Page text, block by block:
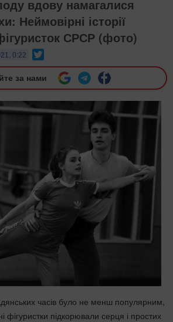
вдову намагалися
Неймовірні історії
СРСР (фото)
0:22
за нами
часів було не менш популярним,
фігуристки підкорювали серця і простих